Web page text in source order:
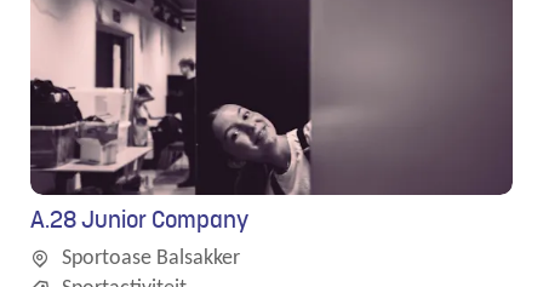
A.28 Junior Company
Sportoase Balsakker